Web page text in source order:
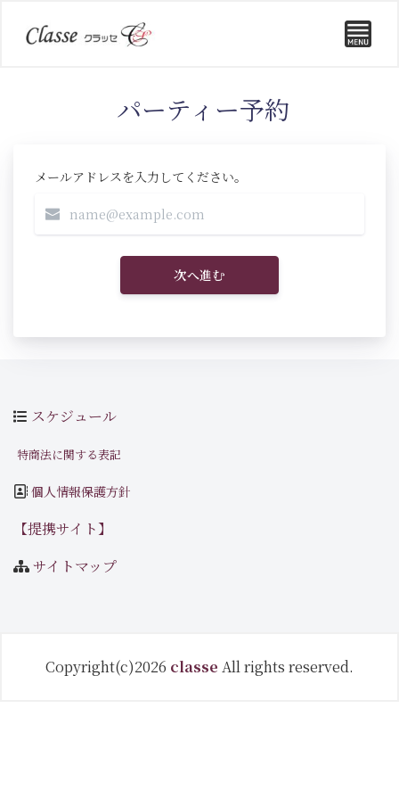
パーティー予約
メールアドレスを入力してください。
次へ進む
スケジュール
特商法に関する表記
個人情報保護方針
【提携サイト】
サイトマップ
Copyright(c)2026 classe All rights reserved.